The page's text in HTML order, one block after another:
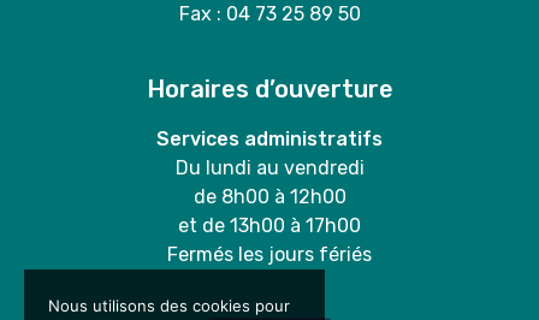
Fax : 04 73 25 89 50
Horaires d’ouverture
Services administratifs
Du lundi au vendredi
de 8h00 à 12h00
et de 13h00 à 17h00
Fermés les jours fériés
Nous utilisons des cookies pour